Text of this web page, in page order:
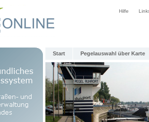
Hilfe
Start Pegelauswahl über Karte